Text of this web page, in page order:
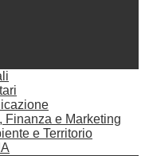
Finanza e Marketing
e Territorio